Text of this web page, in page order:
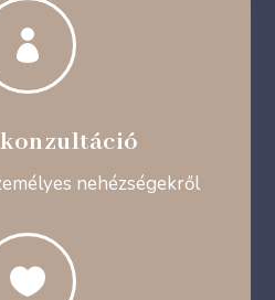

nehézségekről
